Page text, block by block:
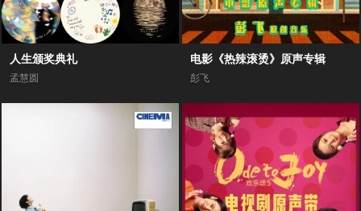
人生颁奖典礼
孟慧圆
电影《热辣滚烫》原声专辑
彭飞